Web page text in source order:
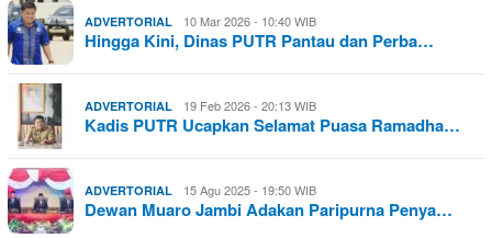
ADVERTORIAL 10 Mar 2026 - 10:40 WIB
Hingga Kini, Dinas PUTR Pantau dan Perba…
ADVERTORIAL 19 Feb 2026 - 20:13 WIB
Kadis PUTR Ucapkan Selamat Puasa Ramadha…
ADVERTORIAL 15 Agu 2025 - 19:50 WIB
Dewan Muaro Jambi Adakan Paripurna Penya…